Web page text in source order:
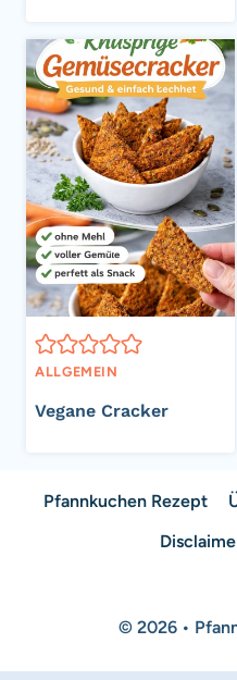
ALLGEMEIN
Vegane Cracker
Pfannkuchen Rezept
© 2026 •